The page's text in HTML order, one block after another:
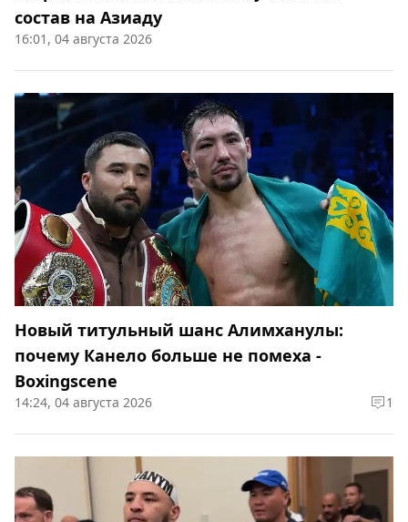
состав на Азиаду
16:01, 04 августа 2026
Новый титульный шанс Алимханулы:
почему Канело больше не помеха -
Boxingscene
14:24, 04 августа 2026 1